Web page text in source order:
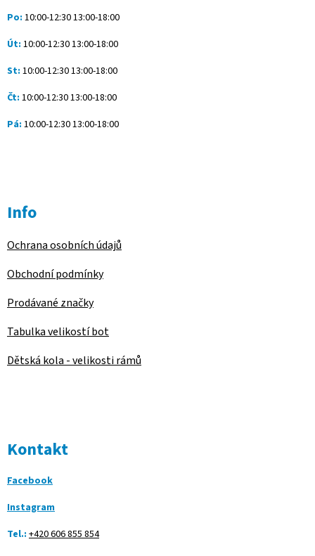
Po: 10:00-12:30 13:00-18:00
Út: 10:00-12:30 13:00-18:00
St: 10:00-12:30 13:00-18:00
Čt: 10:00-12:30 13:00-18:00
Pá: 10:00-12:30 13:00-18:00
Info
Ochrana osobních údajů
Obchodní podmínky
Prodávané značky
Tabulka velikostí bot
Dětská kola - velikosti rámů
Kontakt
Facebook
Instagram
Tel.: +420 606 855 854